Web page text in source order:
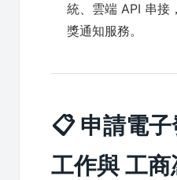
統、雲端 API 串接
獎通知服務。
📋 申請電
工作與 工